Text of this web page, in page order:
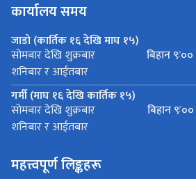
कार्यालय समय
जाडो (कार्तिक १६ देखि माघ १५)
सोमबार देखि शुक्रबार
बिहान
शनिबार र आईतबार
गर्मी (माघ १६ देखि कार्तिक १५)
सोमबार देखि शुक्रबार
बिहान
शनिबार र आईतबार
महत्त्वपूर्ण लिङ्कहरू